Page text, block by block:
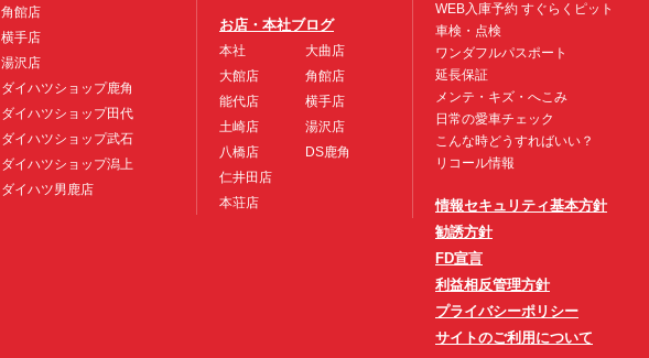
角館店
横手店
湯沢店
ダイハツショップ鹿角
ダイハツショップ田代
ダイハツショップ武石
ダイハツショップ潟上
ダイハツ男鹿店
お店・本社ブログ
本社
大館店
能代店
土崎店
八橋店
仁井田店
本荘店
大曲店
角館店
横手店
湯沢店
DS鹿角
WEB入庫予約 すぐらくピット
車検・点検
ワンダフルパスポート
延長保証
メンテ・キズ・へこみ
日常の愛車チェック
こんな時どうすればいい？
リコール情報
情報セキュリティ基本方針
勧誘方針
FD宣言
利益相反管理方針
プライバシーポリシー
サイトのご利用について